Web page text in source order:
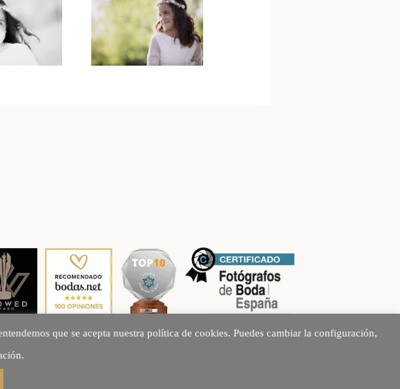
que se acepta nuestra política de cookies. Puedes cambiar la configuración,